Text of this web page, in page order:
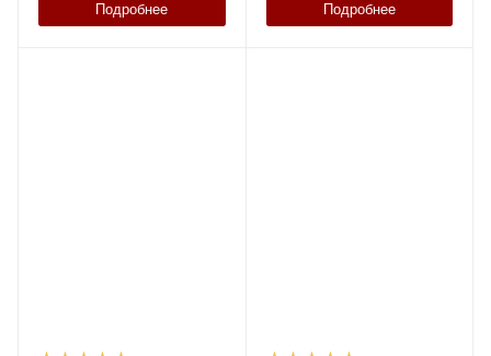
Подробнее Подробнее